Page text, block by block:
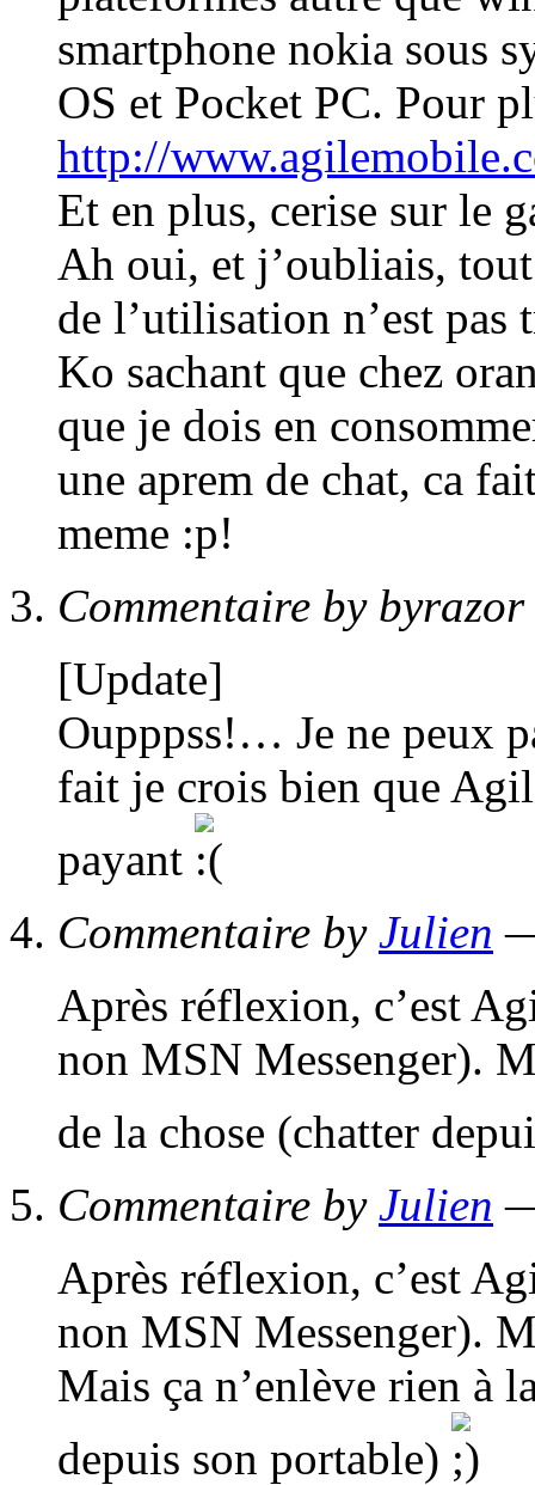
smartphone nokia sous
OS et Pocket PC. Pour
http://
Et en plus, cerise sur le
Ah oui, et j’oubliais,
de l’utilisation n’est pas
Ko sachant que chez
que je dois en
une aprem de chat, ca
meme :p!
Commentaire by
[Update]
Oupppss!… Je ne peux
fait je crois bien que
payant
Commentaire by Julien
Après réflexion, c’est
non MSN Messenger).
de la chose (chatter
Commentaire by Julien
Après réflexion, c’est
non MSN Messenger).
Mais ça n’enlève rien à
depuis son portable)